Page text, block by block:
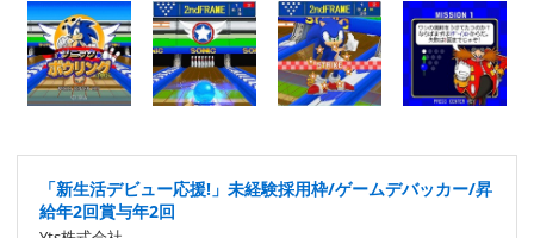
「新生活デビュー応援!」未経験採用枠/ゲームデバッカー/昇
給年2回賞与年2回